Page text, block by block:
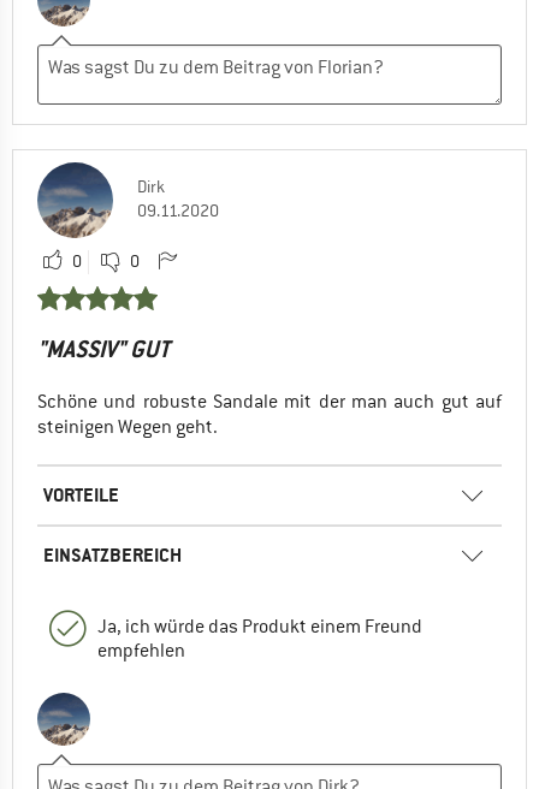
Dirk
09.11.2020
0 0
"MASSIV" GUT
Schöne und robuste Sandale mit der man auch gut auf
steinigen Wegen geht.
VORTEILE
EINSATZBEREICH
Ja, ich würde das Produkt einem Freund
empfehlen